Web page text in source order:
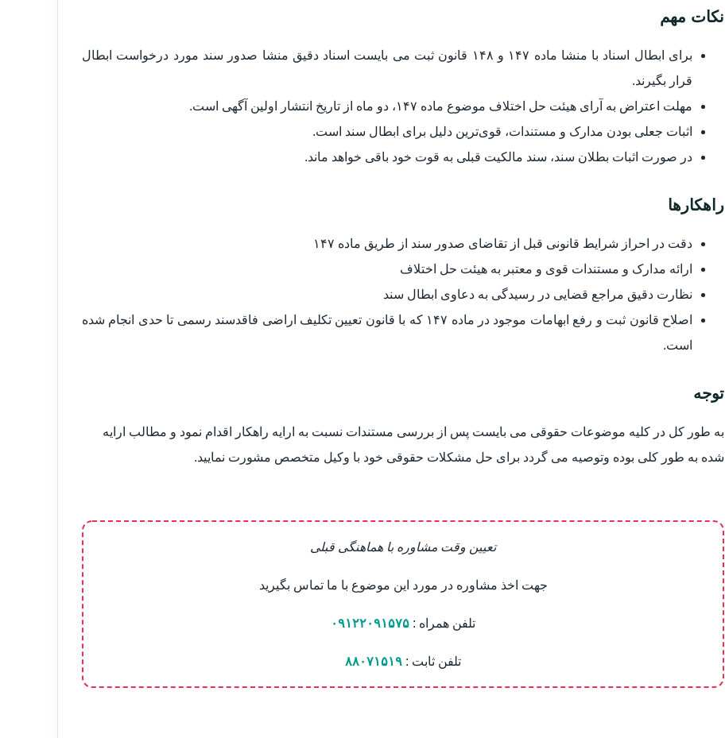
نکات مهم
برای ابطال اسناد با منشا ماده ۱۴۷ و ۱۴۸ قانون ثبت می بایست اسناد دقیق منشا صدور سند مورد درخواست ابطال
قرار بگیرند.
مهلت اعتراض به آرای هیئت حل اختلاف موضوع ماده ۱۴۷، دو ماه از تاریخ انتشار اولین آگهی است.
اثبات جعلی بودن مدارک و مستندات، قوی‌ترین دلیل برای ابطال سند است.
در صورت اثبات بطلان سند، سند مالکیت قبلی به قوت خود باقی خواهد ماند.
راهکارها
دقت در احراز شرایط قانونی قبل از تقاضای صدور سند از طریق ماده ۱۴۷
ارائه مدارک و مستندات قوی و معتبر به هیئت حل اختلاف
نظارت دقیق مراجع قضایی در رسیدگی به دعاوی ابطال سند
اصلاح قانون ثبت و رفع ابهامات موجود در ماده ۱۴۷ که با قانون تعیین تکلیف اراضی فاقدسند رسمی تا حدی انجام شده
است.
توجه
به طور کل در کلیه موضوعات حقوقی می بایست پس از بررسی مستندات نسبت به ارایه راهکار اقدام نمود و مطالب ارایه
شده به طور کلی بوده وتوصیه می گردد برای حل مشکلات حقوقی خود با وکیل متخصص مشورت نمایید.
تعیین وقت مشاوره با هماهنگی قبلی
جهت اخذ مشاوره در مورد این موضوع با ما تماس بگیرید
تلفن همراه : ۰۹۱۲۲۰۹۱۵۷۵
تلفن ثابت : ۸۸۰۷۱۵۱۹